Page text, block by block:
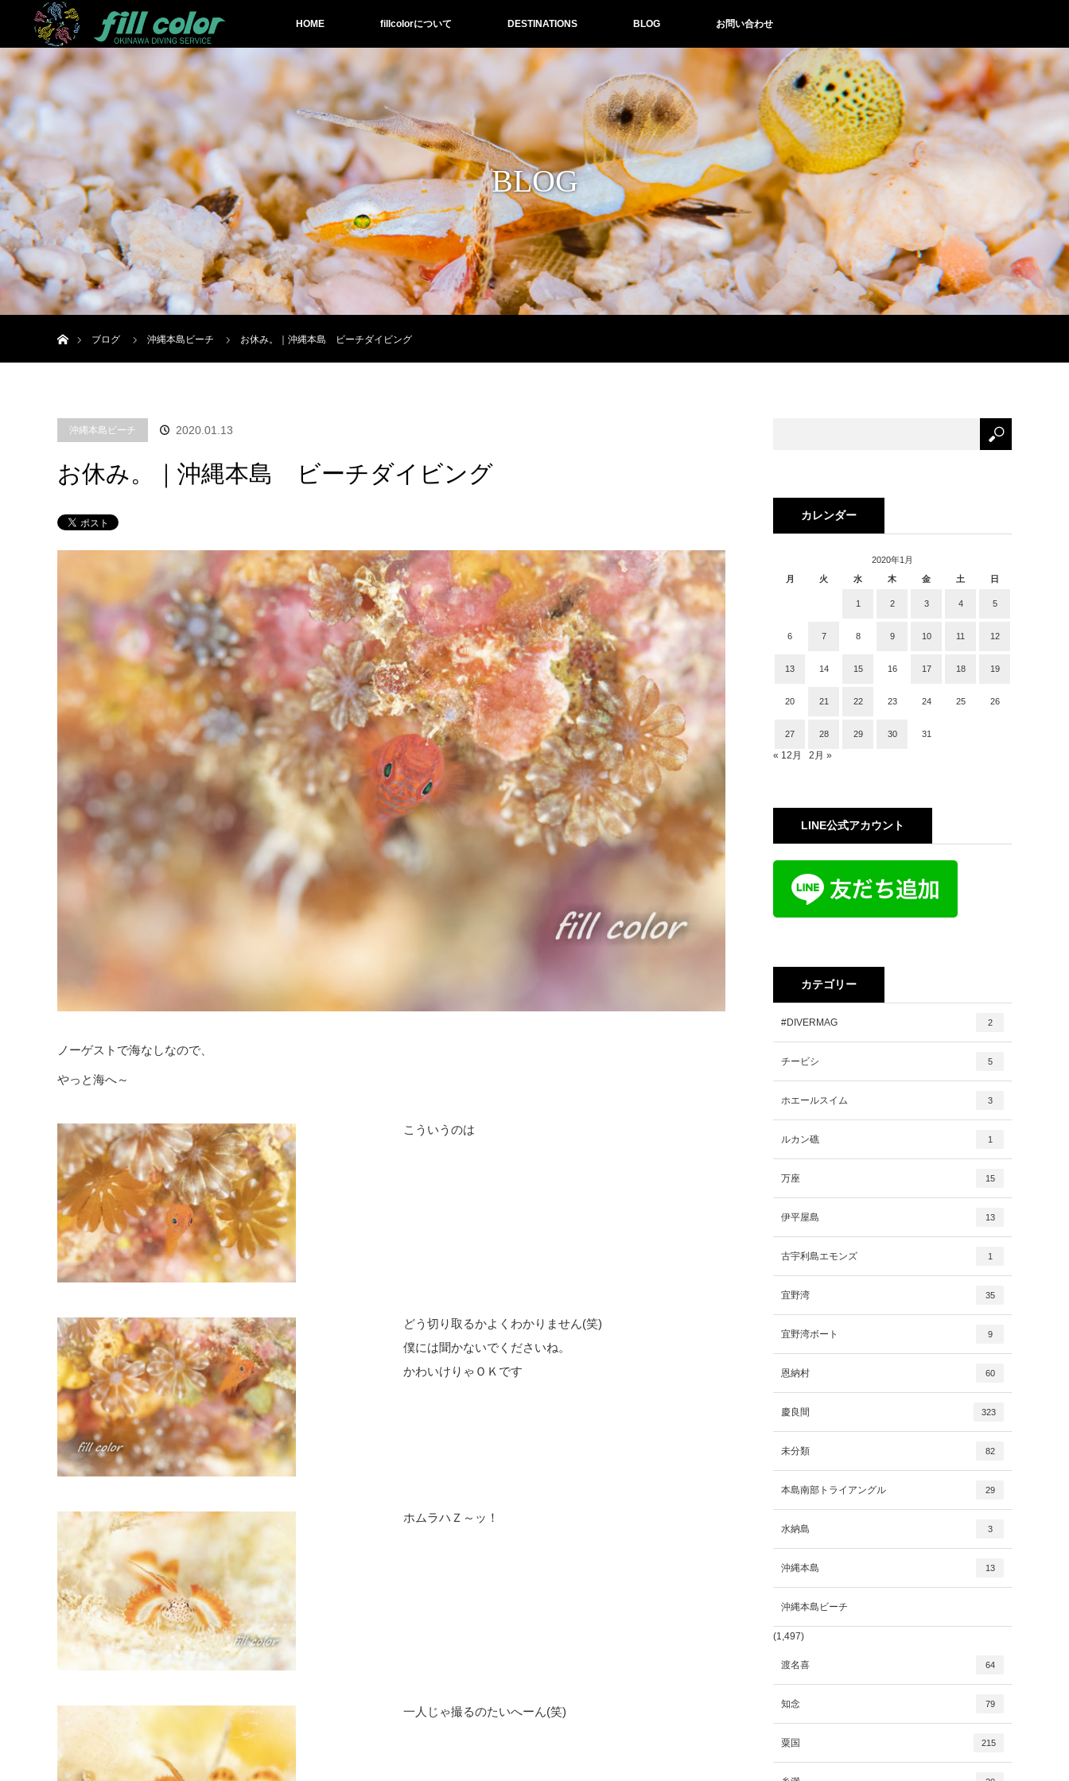
HOME fillcolorについて DESTINATIONS BLOG お問い合わせ
BLOG
ブログ
沖縄本島ビーチ お休み。｜沖縄本島 ビーチダイビング
沖縄本島ビーチ 2020.01.13
お休み。｜沖縄本島 ビーチダイビング
ノーゲストで海なしなので、
やっと海へ～
こういうのは
どう切り取るかよくわかりません(笑)
僕には聞かないでくださいね。
かわいけりゃＯＫです
ホムラハＺ～ッ！
一人じゃ撮るのたいへーん(笑)
カレンダー
2020年1月
月
火 水 木 金 土 日
1 2 3 4 5
6 7 8 9 10 11 12
13 14 15 16 17 18 19
20 21 22 23 24 25 26
27 28 29 30 31
« 12月 2月 »
LINE公式アカウント
カテゴリー
#DIVERMAG 2
チービシ 5
ホエールスイム 3
ルカン礁 1
万座 15
伊平屋島 13
古宇利島エモンズ 1
宜野湾 35
宜野湾ボート 9
恩納村 60
慶良間 323
未分類 82
本島南部トライアングル 29
水納島 3
沖縄本島 13
沖縄本島ビーチ
(1,497)
渡名喜 64
知念 79
粟国 215